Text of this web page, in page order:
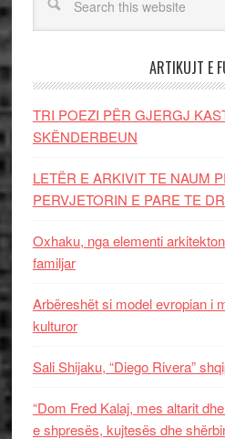
ARTIKUJT E
TRI POEZI PËR GJERGJ
SKËNDERBEUN
LETËR E ARKIVIT TE NAUM
PERVJETORIN E PARE TE
Oxhaku, nga elementi
familjar
Arbëreshët si model evropian i
kulturor
Sali Shijaku, “Diego Rivera”
“Dom Fred Kalaj, mes altarit
e shpresës, kujtesës dhe